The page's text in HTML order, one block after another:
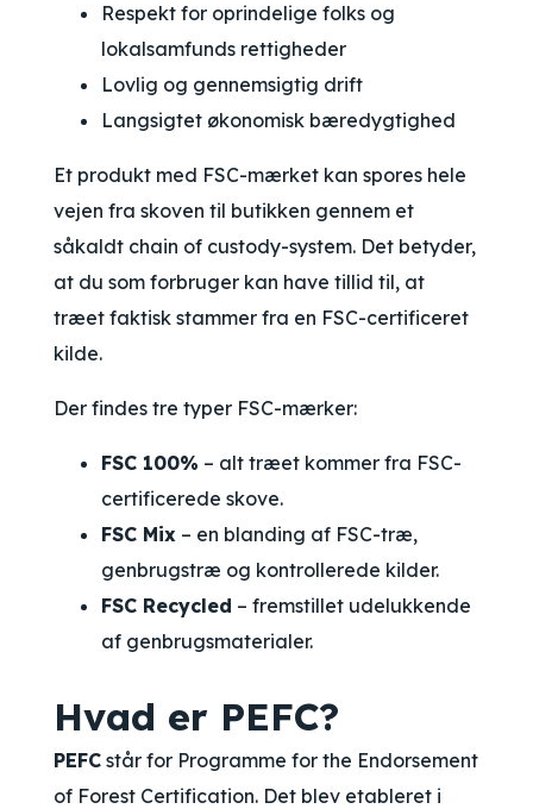
Respekt for oprindelige folks og
lokalsamfunds rettigheder
Lovlig og gennemsigtig drift
Langsigtet økonomisk bæredygtighed
Et produkt med FSC-mærket kan spores hele
vejen fra skoven til butikken gennem et
såkaldt chain of custody-system. Det betyder,
at du som forbruger kan have tillid til, at
træet faktisk stammer fra en FSC-certificeret
kilde.
Der findes tre typer FSC-mærker:
FSC 100% – alt træet kommer fra FSC-
certificerede skove.
FSC Mix – en blanding af FSC-træ,
genbrugstræ og kontrollerede kilder.
FSC Recycled – fremstillet udelukkende
af genbrugsmaterialer.
Hvad er PEFC?
PEFC står for Programme for the Endorsement
of Forest Certification. Det blev etableret i